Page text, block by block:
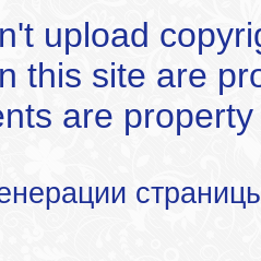
upload
this site are
are